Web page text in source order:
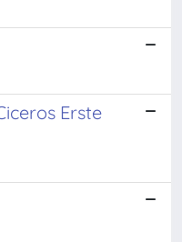
Erste